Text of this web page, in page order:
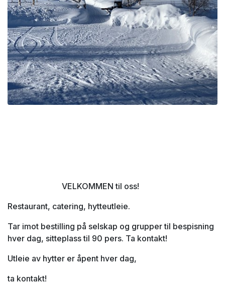
VELKOMMEN til oss!
Restaurant, catering, hytteutleie.
Tar imot bestilling på selskap og grupper til bespisning
hver dag, sitteplass til 90 pers. Ta kontakt!
Utleie av hytter er åpent hver dag,
ta kontakt!